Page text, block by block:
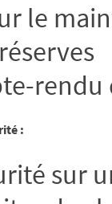
le
:
sur